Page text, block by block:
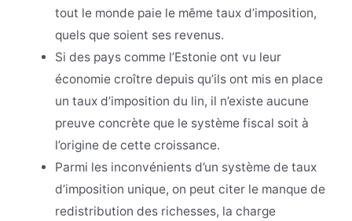
tout le monde paie le même taux d’imposition,
quels que soient ses revenus.
Si des pays comme l’Estonie ont vu leur
économie croître depuis qu’ils ont mis en place
un taux d’imposition du lin, il n’existe aucune
preuve concrète que le système fiscal soit à
l’origine de cette croissance.
Parmi les inconvénients d’un système de taux
d’imposition unique, on peut citer le manque de
redistribution des richesses, la charge